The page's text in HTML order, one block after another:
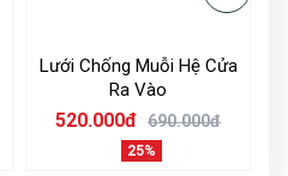
Lưới Chống Muỗi Hệ Cửa
Ra Vào
520.000đ 690.000đ
25%